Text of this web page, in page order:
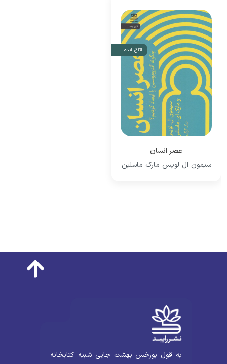
اتاق ایده
عصر انسان
سیمون ال لویس مارک ماسلین
به قول بورخس بهشت جایی شبیه کتابخانه